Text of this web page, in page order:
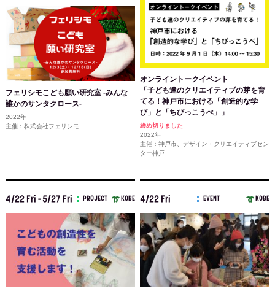
フェリシモこども願い研究室 -みんな
誰かのサンタクロース-
2022年
主催：株式会社フェリシモ
オンライントークイベント
「子ども達のクリエイティブの芽を育
てる！神戸市における「創造的な学
び」と「ちびっこうべ」」
締め切りました
2022年
主催：神戸市、デザイン・クリエイティブセン
ター神戸
4/22 Fri - 5/27 Fri PROJECT KOBE 4/22 Fri EVENT KOBE